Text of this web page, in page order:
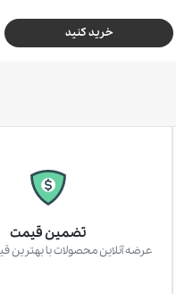
خرید کنید
تضمین قیمت
عرضه آنلاین محصولات با بهترین